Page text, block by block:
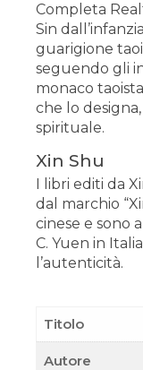
Completa
Sin
guarigione
seguendo gli
monaco
che lo
spirituale.
Xin Shu
I libri editi da
dal marchio
cinese e sono
C. Yuen in
l’autenticità.
Titolo
Autore